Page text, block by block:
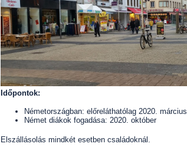
Időpontok:
Németországban: előreláthatólag 2020.
Német diákok fogadása: 2020. október
Elszállásolás mindkét esetben családoknál.